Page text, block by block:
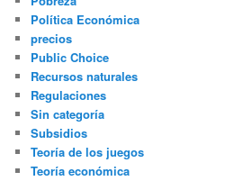
Política Económica
precios
Public Choice
Recursos naturales
Regulaciones
Sin categoría
Subsidios
Teoría de los juegos
Teoría económica